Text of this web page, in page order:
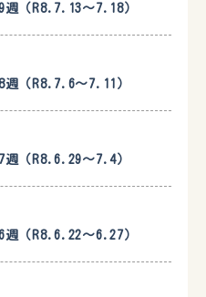
（R8.7.13〜7.18）
（R8.7.6〜7.11）
（R8.6.29〜7.4）
（R8.6.22〜6.27）